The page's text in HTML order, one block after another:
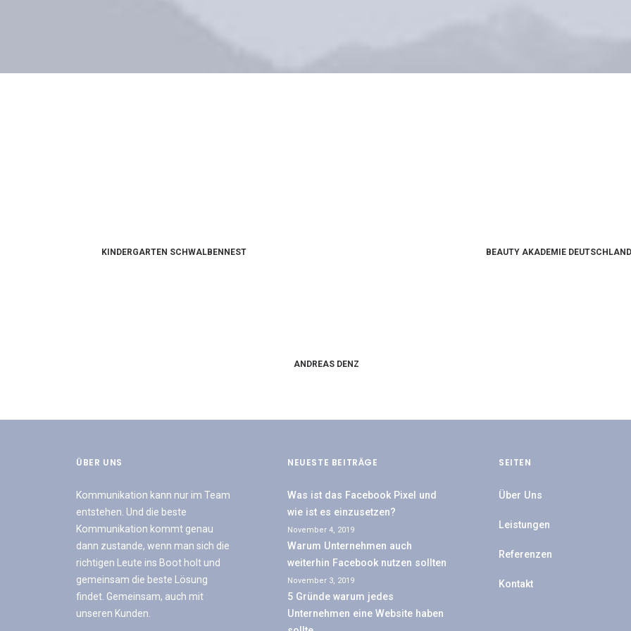
KINDERGARTEN SCHWALBENNEST
ANDREAS DENZ
BEAUTY AKADEMIE DEUTSCHLAND
ÜBER UNS
Kommunikation kann nur im Team
entstehen. Und die beste
Kommunikation kommt genau
dann zustande, wenn man sich die
richtigen Leute ins Boot holt und
gemeinsam die beste Lösung
findet. Gemeinsam, auch mit
unseren Kunden.
NEUESTE BEITRÄGE
Was ist das Facebook Pixel und
wie ist es einzusetzen?
November 4, 2019
Warum Unternehmen auch
weiterhin Facebook nutzen sollten
November 3, 2019
5 Gründe warum jedes
Unternehmen eine Website haben
SEITEN
Über Uns
Leistungen
Referenzen
Kontakt